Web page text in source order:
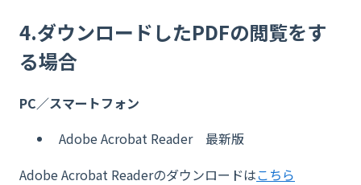
4.ダウンロードしたPDFの閲覧をす
る場合
PC／スマートフォン
Adobe Acrobat Reader 最新版
Adobe Acrobat Readerのダウンロードはこちら